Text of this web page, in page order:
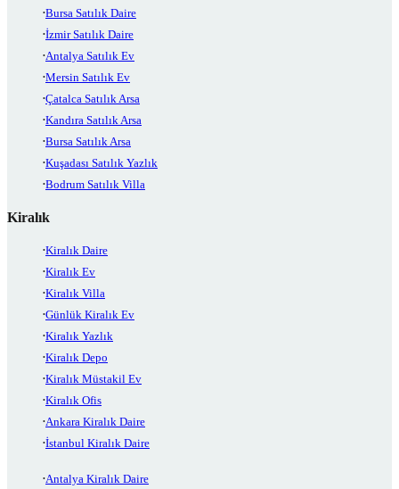
Bursa Satılık Daire
İzmir Satılık Daire
Antalya Satılık Ev
Mersin Satılık Ev
Çatalca Satılık Arsa
Kandıra Satılık Arsa
Bursa Satılık Arsa
Kuşadası Satılık Yazlık
Bodrum Satılık Villa
Kiralık
Kiralık Daire
Kiralık Ev
Kiralık Villa
Günlük Kiralık Ev
Kiralık Yazlık
Kiralık Depo
Kiralık Müstakil Ev
Kiralık Ofis
Ankara Kiralık Daire
İstanbul Kiralık Daire
Antalya Kiralık Daire